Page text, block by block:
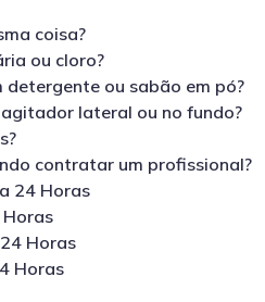
coisa?
ou cloro?
detergente ou sabão em pó?
lateral ou no fundo?
contratar um profissional?
24 Horas
Horas
Horas
Horas